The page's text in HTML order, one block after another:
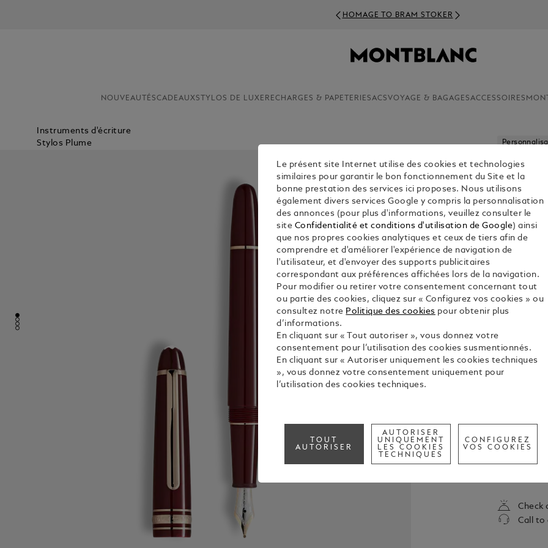
HOMAGE TO BRAM STOKER
NOUVEAUTÉSCADEAUXSTYLOS DE LUXE RECHARGES & PAPETERIESACSVOYAGE & BAGAGESACCESSOIRES
Instruments d'écriture
Stylos Plume
STYLO-
À Partir De
1.
2.
Le design
Classique
Maison, le
bordeaux
or signature
Montblanc
Check
Call
Le présent site Internet utilise des cookies et technologies
similaires pour garantir le bon fonctionnement du Site et la
bonne prestation des services ici proposes. Nous utilisons
également divers services Google y compris la personnalisation
des annonces (pour plus d'informations, veuillez consulter le
site Confidentialité et conditions d'utilisation de Google) ainsi
que nos propres cookies analytiques et ceux de tiers afin de
comprendre et d'améliorer l'expérience de navigation de
l'utilisateur, et d'envoyer des supports publicitaires
correspondant aux préférences affichées lors de la navigation.
Pour modifier ou retirer votre consentement concernant tout
ou partie des cookies, cliquez sur « Configurez vos cookies » ou
consultez notre Politique des cookies pour obtenir plus
d’informations.
En cliquant sur « Tout autoriser », vous donnez votre
consentement pour l’utilisation des cookies susmentionnés.
En cliquant sur « Autoriser uniquement les cookies techniques
», vous donnez votre consentement uniquement pour
l’utilisation des cookies techniques.
TOUT
AUTORISER
AUTORISER
UNIQUEMENT
LES COOKIES
TECHNIQUES
CONFIGUREZ
VOS COOKIES